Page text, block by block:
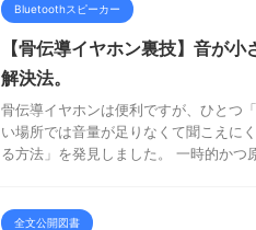
Bluetoothスピーカー
【骨伝導イヤホン裏技】音が
解決法。
骨伝導イヤホンは便利ですが、ひとつ
い場所では音量が足りなくて聞こえに
る方法」を発見しました。 一時的かつ
全文公開図書